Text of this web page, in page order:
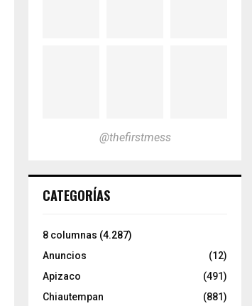
@thefirstmess
CATEGORÍAS
8 columnas (4.287)
Anuncios
(12)
Apizaco
(491)
Chiautempan
(881)